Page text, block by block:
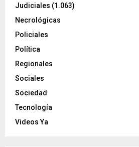
Judiciales (1.063)
Necrológicas
Policiales
Política
Regionales
Sociales
Sociedad
Tecnología
Videos Ya